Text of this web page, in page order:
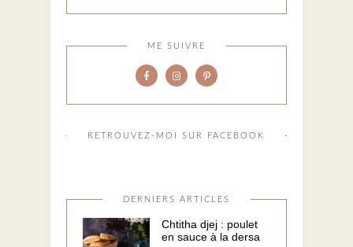
ME SUIVRE
RETROUVEZ-MOI SUR FACEBOOK
DERNIERS ARTICLES
Chtitha djej : poulet
en sauce à la dersa